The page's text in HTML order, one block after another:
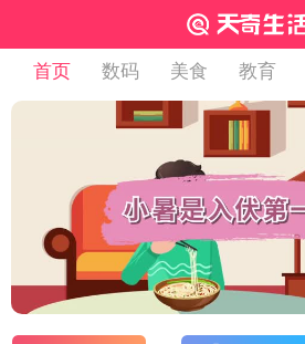
首页 数码 美食 教育